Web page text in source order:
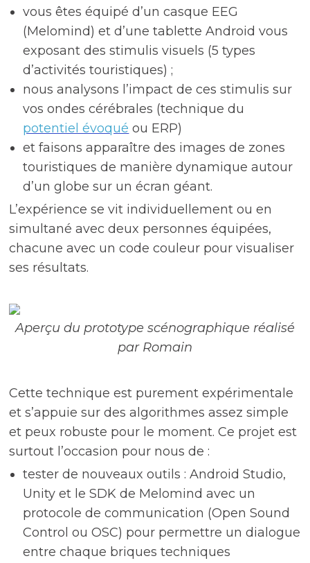
vous êtes équipé d’un casque EEG
(Melomind) et d’une tablette Android vous
exposant des stimulis visuels (5 types
d’activités touristiques) ;
nous analysons l’impact de ces stimulis sur
vos ondes cérébrales (technique du
potentiel évoqué ou ERP)
et faisons apparaître des images de zones
touristiques de manière dynamique autour
d’un globe sur un écran géant.
L’expérience se vit individuellement ou en
simultané avec deux personnes équipées,
chacune avec un code couleur pour visualiser
ses résultats.
Aperçu du prototype scénographique réalisé
par Romain
Cette technique est purement expérimentale
et s’appuie sur des algorithmes assez simple
et peux robuste pour le moment.Ce projet est
surtout l’occasion pour nous de :
tester de nouveaux outils : Android Studio,
Unity et le SDK de Melomind avec un
protocole de communication (Open Sound
Control ou OSC) pour permettre un dialogue
entre chaque briques techniques